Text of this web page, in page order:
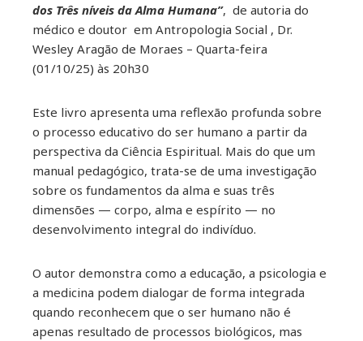
dos Três níveis da Alma Humana”, de autoria do
médico e doutor em Antropologia Social , Dr.
Wesley Aragão de Moraes – Quarta-feira
(01/10/25) às 20h30
Este livro apresenta uma reflexão profunda sobre
o processo educativo do ser humano a partir da
perspectiva da Ciência Espiritual. Mais do que um
manual pedagógico, trata-se de uma investigação
sobre os fundamentos da alma e suas três
dimensões — corpo, alma e espírito — no
desenvolvimento integral do indivíduo.
O autor demonstra como a educação, a psicologia e
a medicina podem dialogar de forma integrada
quando reconhecem que o ser humano não é
apenas resultado de processos biológicos, mas